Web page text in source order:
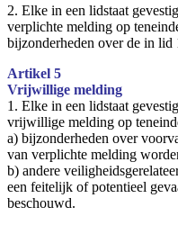
2. Elke in een lidstaat
verplichte melding op
bijzonderheden over de in lid
Artikel 5
Vrijwillige melding
1. Elke in een lidstaat
vrijwillige melding op
a) bijzonderheden over
van verplichte melding
b) andere
een feitelijk of potentieel
beschouwd.